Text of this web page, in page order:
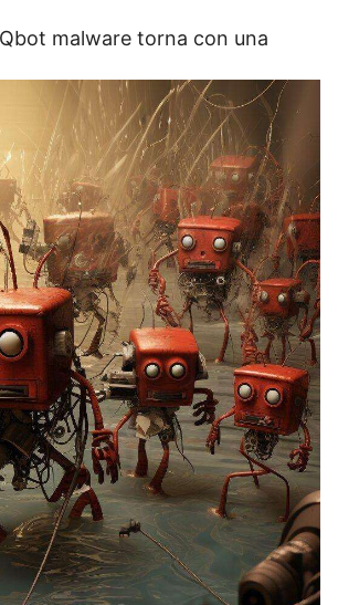
Qbot malware torna con una